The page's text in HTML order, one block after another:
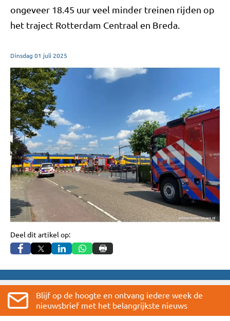
ongeveer 18.45 uur veel minder treinen rijden op
het traject Rotterdam Centraal en Breda.
Dinsdag 01 juli 2025
Deel dit artikel op:
Blijf op de hoogte en ontvang iedere week de
nieuwsbrief met het belangrijkste nieuws